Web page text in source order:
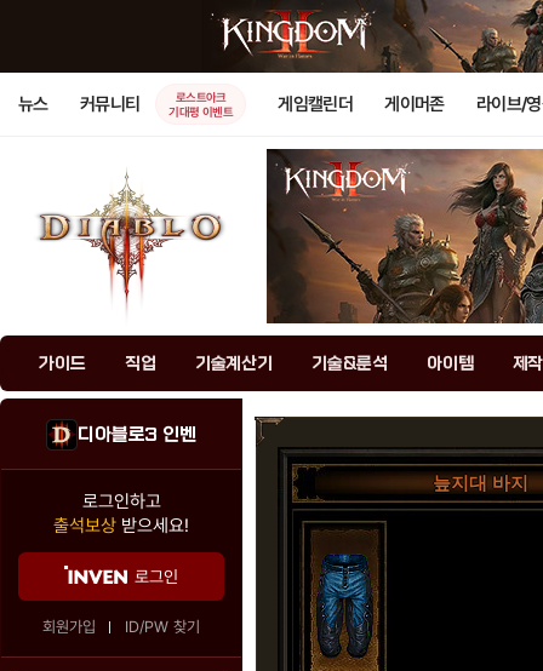
뉴스 커뮤니티
로스트아크
기대평 이벤트
게임캘린더 게이머존 라이브/
가이드 직업 기술계산기 기술&룬석 아이템 제
디아블로3 인벤
로그인하고
출석보상 받으세요!
로그인
회원가입 ID/PW 찾기
늪지대 바지